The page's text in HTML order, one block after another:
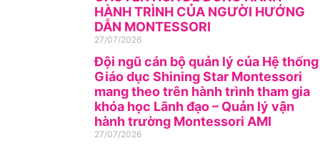
HÀNH TRÌNH CỦA NGƯỜI HƯỚNG
DẪN MONTESSORI
27/07/2026
Đội ngũ cán bộ quản lý của Hệ thống
Giáo dục Shining Star Montessori
mang theo trên hành trình tham gia
khóa học Lãnh đạo – Quản lý vận
hành trường Montessori AMI
27/07/2026